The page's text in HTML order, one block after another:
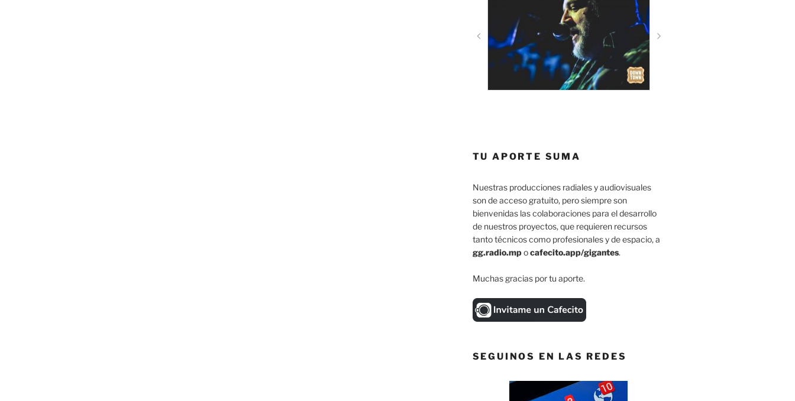
TU APORTE SUMA
Nuestras producciones radiales y audiovisuales
son de acceso gratuito, pero siempre son
bienvenidas las colaboraciones para el desarrollo
de nuestros proyectos, que requieren recursos
tanto técnicos como profesionales y de espacio, a
gg.radio.mpocafecito.app/gigantes.
Muchas gracias por tu aporte.
SEGUINOS EN LAS REDES